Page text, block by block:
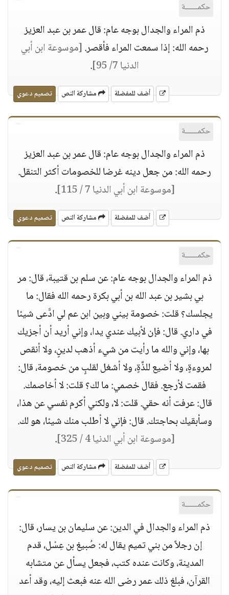
حكمــــــة
ذم المراء والجدال بوجه عام: قال عمر بن عبد العزيز
رحمه الله: إذا سمعت المراء فأقصر.[موسوعة ابن أبي
الدنيا 7/ 95]
.
أضف للمفضلة مشاركة النص تصميم دعوي
حكمــــــة
ذم المراء والجدال بوجه عام: قال عمر بن عبد العزيز
رحمه الله: من جعل دينه غرضا للخصومات أكثر التنقل.
[موسوعة ابن أبي الدنيا 7 / 115]
.
أضف للمفضلة مشاركة النص تصميم دعوي
حكمــــــة
ذم المراء والجدال بوجه عام: عن سلم بن قتيبة، قال: مر
بي بشير بن عبد الله بن أبي بكرة رحمه الله فقال: ما
يجلسك؟ قلت: خصومة بيني وبين ابن عم لي ادَّعى شيئا
في داري. قال: فإن لأبيك عندي يدا، وإني أريد أن أجزيك
بها، وإني والله ما رأيت من شيء أذهب لدينٍ، ولا أنقص
لمروءةٍ، ولا أضيع للذَّةٍ، ولا أشغل لقلبٍ من خصومة، قال:
فقمت لأرجع. فقال خصمي: ما لك؟ قلت: لا أخاصمك.
قال: عرفت أنه حقي. قلت: لا، ولكني أكرم نفسي عن هذا،
وسأبقيك بحاجتك. قال: فإني لا أطلب منك شيئا، هو لك.
[موسوعة ابن أبي الدنيا 4 / 325]
.
أضف للمفضلة مشاركة النص تصميم دعوي
حكمــــــة
ذم المراء والجدال في الدين: عن سليمان بن يسار، قال:
إن رجلاً من بني تميم يقال له: صُبيغ بن عِسْل، قدم
المدينة، وكانت عنده كتب، فجعل يسأل عن متشابه
القرآن، فبلغ ذلك عمر رضى الله عنه فبعث إليه، وقد أعد